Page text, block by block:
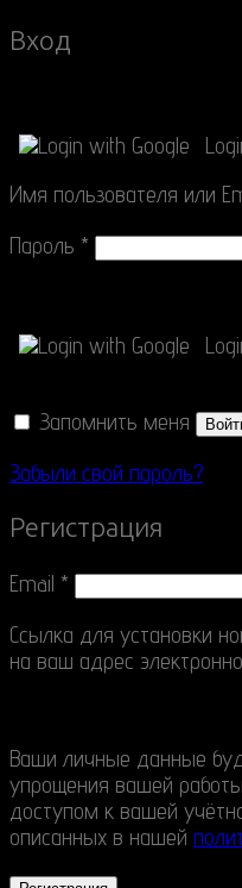
Вход
Login with Google
Имя пользователя или
Пароль *
Login with Google
Запомнить меня
Забыли свой пароль?
Регистрация
Email *
Ссылка для установки
​​на ваш адрес
Ваши личные данные
упрощения вашей
доступом к вашей
описанных в нашей